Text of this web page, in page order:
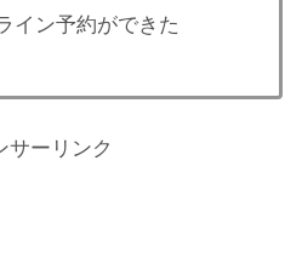
イン予約ができた
サーリンク